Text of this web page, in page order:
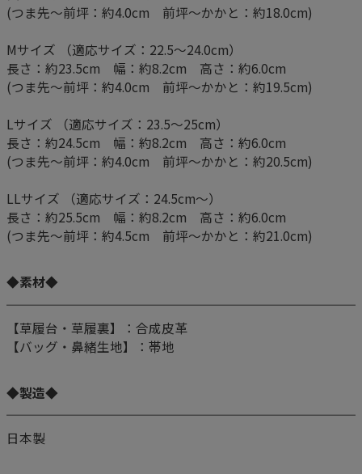
(つま先～前坪：約4.0cm 前坪～かかと：約18.0cm)
Mサイズ （適応サイズ：22.5～24.0cm）
長さ：約23.5cm 幅：約8.2cm 高さ：約6.0cm
(つま先～前坪：約4.0cm 前坪～かかと：約19.5cm)
Lサイズ （適応サイズ：23.5～25cm）
長さ：約24.5cm 幅：約8.2cm 高さ：約6.0cm
(つま先～前坪：約4.0cm 前坪～かかと：約20.5cm)
LLサイズ （適応サイズ：24.5cm～）
長さ：約25.5cm 幅：約8.2cm 高さ：約6.0cm
(つま先～前坪：約4.5cm 前坪～かかと：約21.0cm)
◆素材◆
【草履台・草履裏】：合成皮革
【バッグ・鼻緒生地】：帯地
◆製造◆
日本製